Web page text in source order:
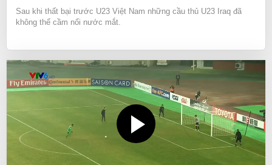
Sau khi thất bại trước U23 Việt Nam những cầu thủ U23 Iraq đã
không thể cầm nổi nước mắt.